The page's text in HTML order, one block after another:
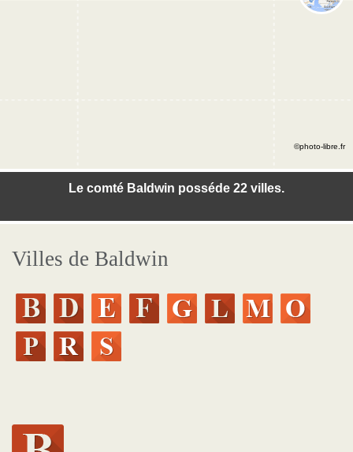
Le comté Baldwin posséde 22 villes.
©photo-libre.fr
Villes de Baldwin